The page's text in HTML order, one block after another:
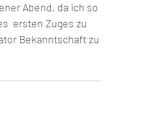
Abend, da ich so
ersten Zuges zu
Bekanntschaft zu